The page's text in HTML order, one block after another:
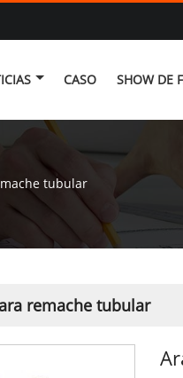
CASO SHOW DE
tubular
remache tubular